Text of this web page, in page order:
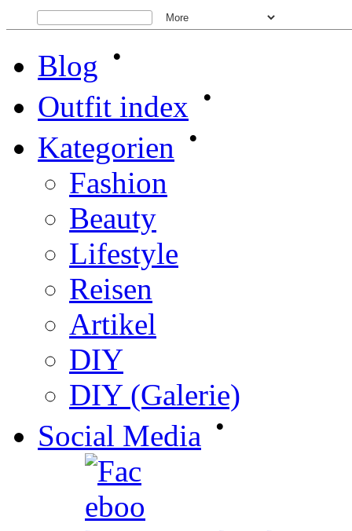
Blog •
Outfit index •
Kategorien •
Fashion
Beauty
Lifestyle
Reisen
Artikel
DIY
DIY (Galerie)
Social Media •